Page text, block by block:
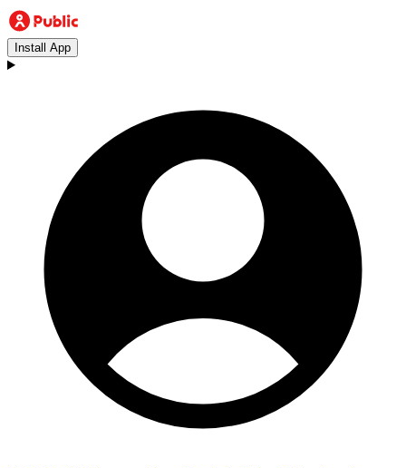
Install App